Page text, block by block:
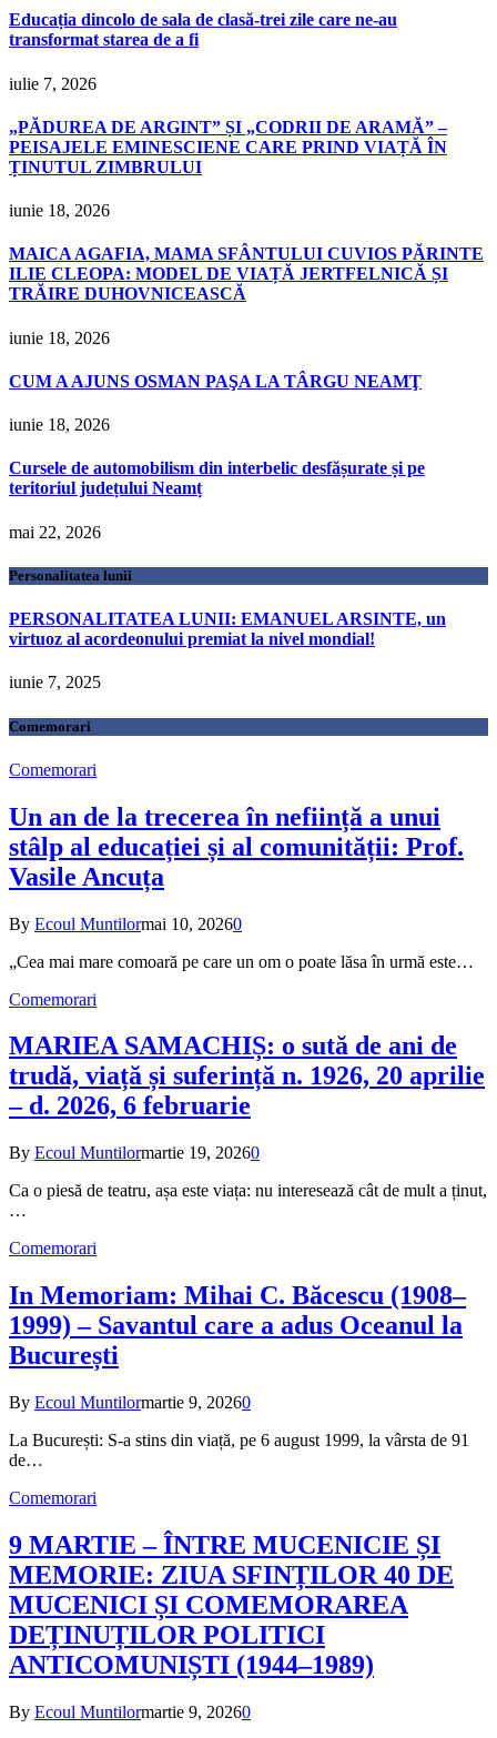
Educația dincolo de sala de clasă-trei zile care ne-au
transformat starea de a fi
iulie 7, 2026
„PĂDUREA DE ARGINT” ȘI „CODRII DE ARAMĂ” –
PEISAJELE EMINESCIENE CARE PRIND VIAȚĂ ÎN
ȚINUTUL ZIMBRULUI
iunie 18, 2026
MAICA AGAFIA, MAMA SFÂNTULUI CUVIOS PĂRINTE
ILIE CLEOPA: MODEL DE VIAȚĂ JERTFELNICĂ ȘI
TRĂIRE DUHOVNICEASCĂ
iunie 18, 2026
CUM A AJUNS OSMAN PAŞA LA TÂRGU NEAMŢ
iunie 18, 2026
Cursele de automobilism din interbelic desfășurate și pe
teritoriul județului Neamț
mai 22, 2026
Personalitatea lunii
PERSONALITATEA LUNII: EMANUEL ARSINTE, un
virtuoz al acordeonului premiat la nivel mondial!
iunie 7, 2025
Comemorari
Comemorari
Un an de la trecerea în neființă a unui
stâlp al educației și al comunității: Prof.
Vasile Ancuța
By Ecoul Muntilormai 10, 20260
„Cea mai mare comoară pe care un om o poate lăsa în urmă este…
Comemorari
MARIEA SAMACHIȘ: o sută de ani de
trudă, viață și suferință n. 1926, 20 aprilie
– d. 2026, 6 februarie
By Ecoul Muntilormartie 19, 20260
Ca o piesă de teatru, așa este viața: nu interesează cât de mult a ținut,
…
Comemorari
In Memoriam: Mihai C. Băcescu (1908–
1999) – Savantul care a adus Oceanul la
București
By Ecoul Muntilormartie 9, 20260
La București: S-a stins din viață, pe 6 august 1999, la vârsta de 91
de…
Comemorari
9 MARTIE – ÎNTRE MUCENICIE ȘI
MEMORIE: ZIUA SFINȚILOR 40 DE
MUCENICI ȘI COMEMORAREA
DEȚINUȚILOR POLITICI
ANTICOMUNIȘTI (1944–1989)
By Ecoul Muntilormartie 9, 20260